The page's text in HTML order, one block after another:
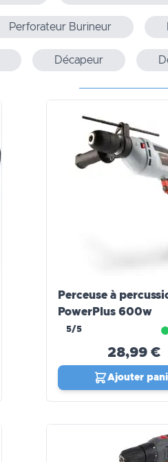
Perforateur Burineur
Décapeur
Perceuse à
PowerPlus 600w
5/5
28,99 €
Ajouter